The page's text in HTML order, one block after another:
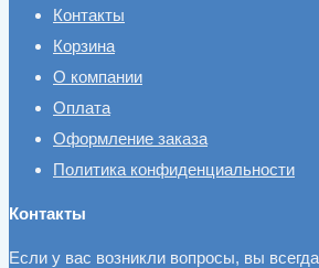
Контакты
Корзина
О компании
Оплата
Оформление заказа
Политика конфиденциальности
Контакты
Если у вас возникли вопросы, вы